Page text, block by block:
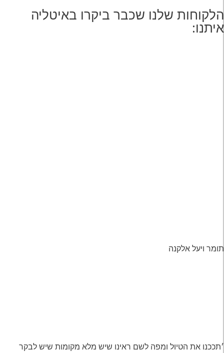
הלקוחות שלנו שכבר ביקרו באיטליה
איתנו:
תומר ויעל אלקנה
׳תככנו את הטיול ומפה לשם ראינו שיש מלא מקומות שיש לבקר